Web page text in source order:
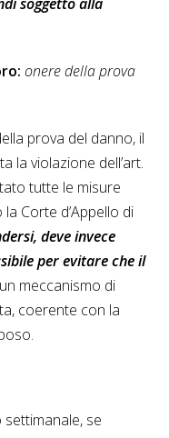
onere della prova
prova del danno, il
la violazione dell’art.
tutte le misure
Corte d’Appello di
deve invece
per evitare che il
meccanismo di
coerente con la
se